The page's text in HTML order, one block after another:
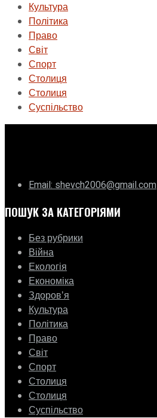
Культура
Політика
Право
Світ
Спорт
Столиця
Столиця
Суспільство
Email: shevch2006@gmail.com
ПОШУК ЗА КАТЕГОРІЯМИ
Без рубрики
Війна
Екологія
Економіка
Здоровʼя
Культура
Політика
Право
Світ
Спорт
Столиця
Столиця
Суспільство